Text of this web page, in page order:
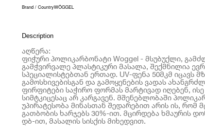
Brand / CountryWÖGGEL
Description
აღწერა:
ფიჭური პოლიკარბონატი Woggel - მსუბუქლი,
გამჭვირვალე პლასტიკური მასალა, შექმნილია
სპეციალისტებთან ერთად. UV-ფენა 50მკმ იცავს
გამოსხივებისგან და გამოყენების ვადას
ფირფიტები საჭირო ფორმას მარტივად იღებენ,
სიმტკიცესაც არ კარგავენ. მშენებლობაში
უპირატესობა მინასთან შედარებით არის ის, რომ
გათბობის ხარჯებს 30%-ით. მცირდება ხმაურის
დბ-ით, მასალის სისქის მიხედვით.